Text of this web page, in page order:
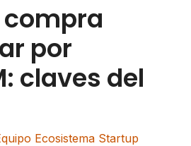
por
claves del
Ecosistema Startup